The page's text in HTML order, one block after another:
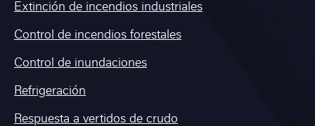
Extinción de incendios industriales
Control de incendios forestales
Control de inundaciones
Refrigeración
Respuesta a vertidos de crudo